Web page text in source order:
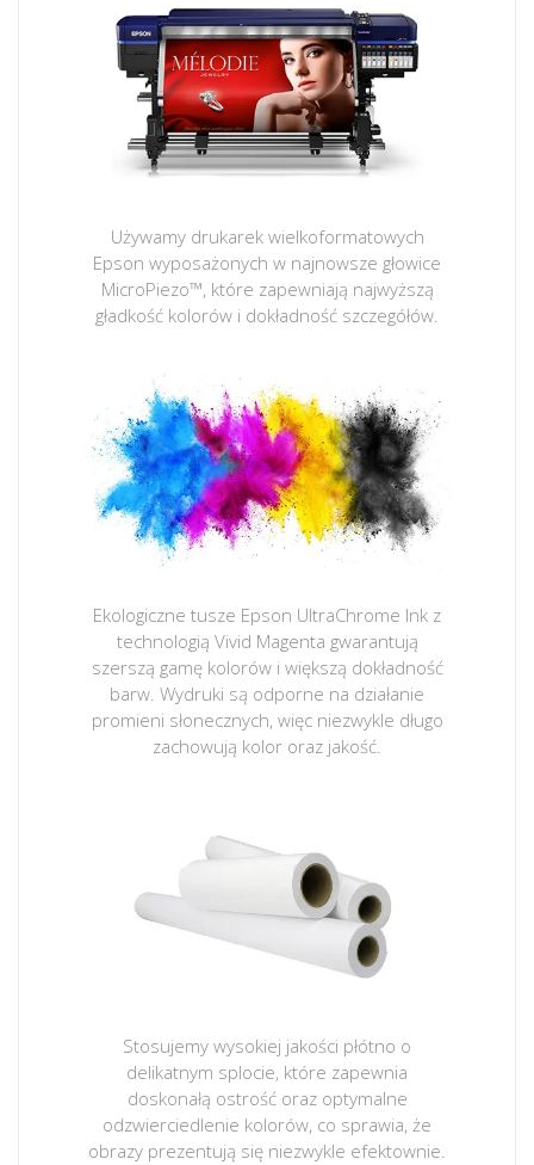
Używamy drukarek wielkoformatowych
Epson wyposażonych w najnowsze głowice
MicroPiezo™, które zapewniają najwyższą
gładkość kolorów i dokładność szczegółów.
Ekologiczne tusze Epson UltraChrome Ink z
technologią Vivid Magenta gwarantują
szerszą gamę kolorów i większą dokładność
barw. Wydruki są odporne na działanie
promieni słonecznych, więc niezwykle długo
zachowują kolor oraz jakość.
Stosujemy wysokiej jakości płótno o
delikatnym splocie, które zapewnia
doskonałą ostrość oraz optymalne
odzwierciedlenie kolorów, co sprawia, że
obrazy prezentują się niezwykle efektownie.